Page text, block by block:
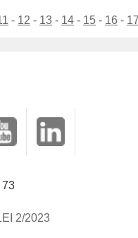
- 12 - 13 - 14 - 15 - 16 -
73
2/2023